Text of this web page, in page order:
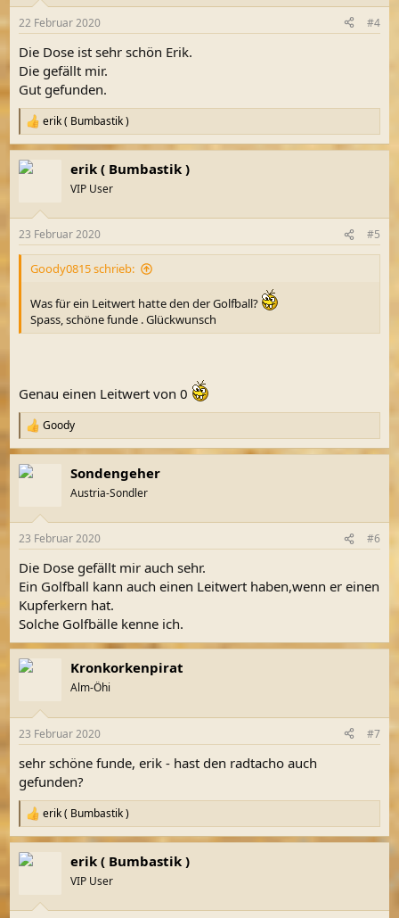
e
:
22 Februar 2020 #4
Die Dose ist sehr schön Erik.
Die gefällt mir.
Gut gefunden.
R
e
a
k
e
n
erik ( Bumbastik )
erik ( Bumbastik )
VIP User
23 Februar 2020 #5
Goody0815 schrieb:
Was für ein Leitwert hatte den der Golfball?
Spass, schöne funde . Glückwunsch
Genau einen Leitwert von 0
R
e
a
k
e
:
Goody
Sondengeher
Austria-Sondler
23 Februar 2020 #6
Die Dose gefällt mir auch sehr.
Ein Golfball kann auch einen Leitwert haben,wenn er einen
Kupferkern hat.
Solche Golfbälle kenne ich.
Kronkorkenpirat
Alm-Öhi
23 Februar 2020 #7
sehr schöne funde, erik - hast den radtacho auch
gefunden?
R
e
a
k
erik ( Bumbastik )
erik ( Bumbastik )
VIP User